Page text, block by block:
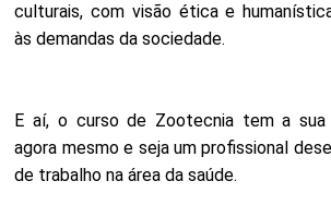
culturais, com visão ética e
às demandas da sociedade.
E aí, o curso de Zootecnia tem a sua
agora mesmo e seja um profissional
de trabalho na área da saúde.